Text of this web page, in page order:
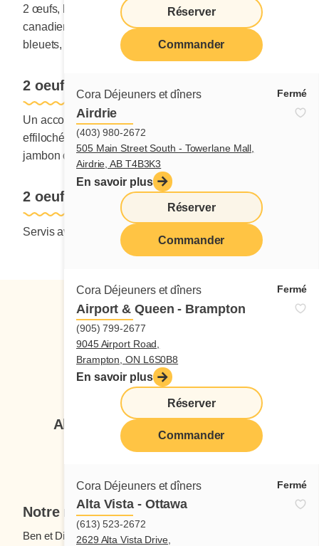
Réserver
Commander
Cora Déjeuners et dîners Fermé
Airdrie
(403) 980-2672
505 Main Street South - Towerlane Mall,
Airdrie, AB T4B3K3
En savoir plus
Réserver
Commander
Cora Déjeuners et dîners Fermé
Airport & Queen - Brampton
(905) 799-2677
9045 Airport Road,
Brampton, ON L6S0B8
En savoir plus
Réserver
Commander
Cora Déjeuners et dîners Fermé
Alta Vista - Ottawa
(613) 523-2672
2629 Alta Vista Drive,
2 œufs, bacon, jambon, saucisse, peameal bacon
canadien, fèves au lard, cretons et pancake aux
bleuets, le tout servi avec pommes de terre et rôties.
2 oeufs avec accompagnement
Un accompagnement au choix : nouveau jambon
effiloché, bacon, saucisses, saucisses de dinde,
jambon ou galette de haricots noirs.
2 oeufs et fruits
Servis avec fruits frais seulement.
Suivez-nous
Abonnez-vous à notre infolettre
Notre menu
Ben et Dictine
Boissons